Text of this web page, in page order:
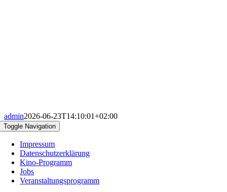
admin2026-06-23T14:10:01+02:00
Toggle Navigation
Impressum
Datenschutzerklärung
Kino-Programm
Jobs
Veranstaltungsprogramm